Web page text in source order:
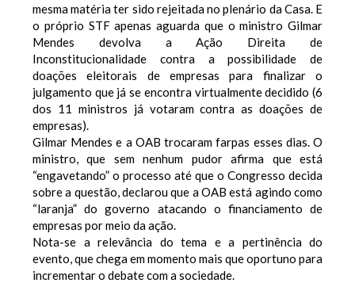
mesma matéria ter sido rejeitada no plenário da Casa. E
o próprio STF apenas aguarda que o ministro Gilmar
Mendes devolva a Ação Direita de
Inconstitucionalidade contra a possibilidade de
doações eleitorais de empresas para finalizar o
julgamento que já se encontra virtualmente decidido (6
dos 11 ministros já votaram contra as doações de
empresas).
Gilmar Mendes e a OAB trocaram farpas esses dias. O
ministro, que sem nenhum pudor afirma que está
“engavetando” o processo até que o Congresso decida
sobre a questão, declarou que a OAB está agindo como
“laranja” do governo atacando o financiamento de
empresas por meio da ação.
Nota-se a relevância do tema e a pertinência do
evento, que chega em momento mais que oportuno para
incrementar o debate com a sociedade.